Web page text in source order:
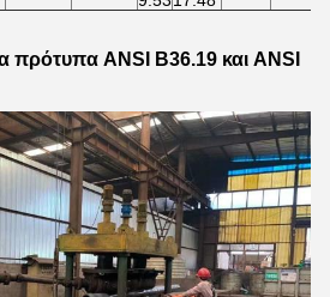
πρότυπα ANSI B36.19 και ANSI